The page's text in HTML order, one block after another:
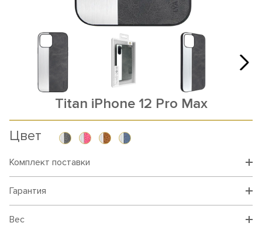
Titan iPhone 12 Pro Max
Цвет
Комплект поставки
Гарантия
Вес